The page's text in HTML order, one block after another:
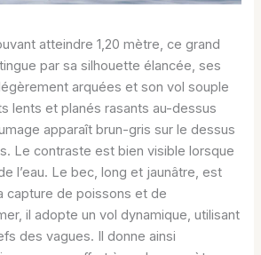
atteindre 1,20 mètre, ce grand
par sa silhouette élancée, ses
arquées et son vol souple
lents et planés rasants au-dessus
apparaît brun-gris sur le dessus
Le contraste est bien visible lorsque
l’eau. Le bec, long et jaunâtre, est
capture de poissons et de
il adopte un vol dynamique, utilisant
des vagues. Il donne ainsi